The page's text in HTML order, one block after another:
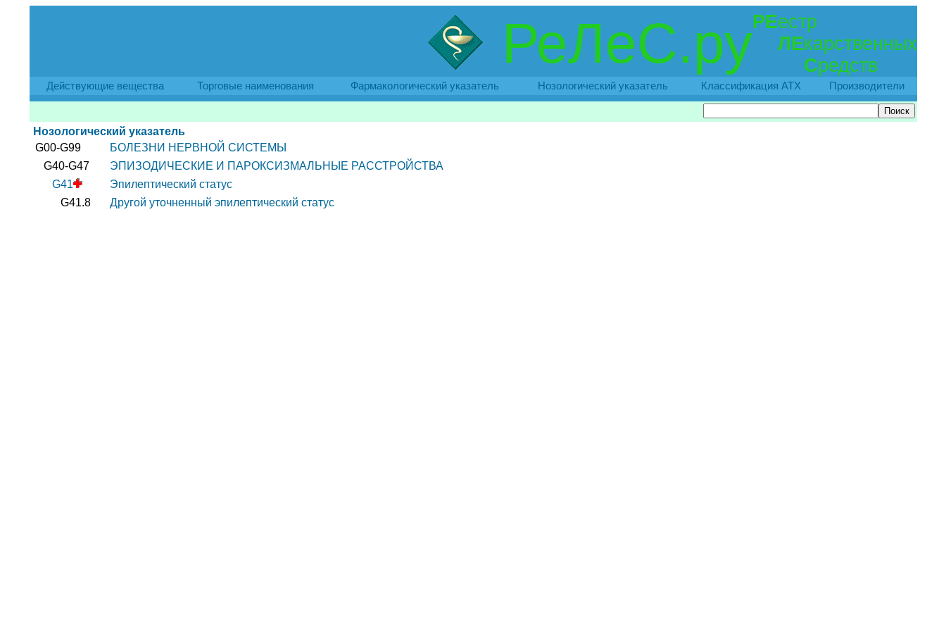
РеЛеС.руРЕестр
ЛЕкарственных
Средств
Действующие вещества Торговые наименования Фармакологический указатель Нозологический указатель Классификация АТХ Производители
Нозологический указатель
G00-G99
БОЛЕЗНИ НЕРВНОЙ СИСТЕМЫ
G40-G47
ЭПИЗОДИЧЕСКИЕ И ПАРОКСИЗМАЛЬНЫЕ РАССТРОЙСТВА
G41
Эпилептический статус
G41.8
Другой уточненный эпилептический статус